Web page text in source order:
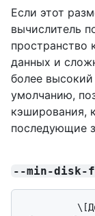
Если этот
вычислитель
пространство
данных и
более
умолчанию,
кэширования,
последующие
--min-disk-